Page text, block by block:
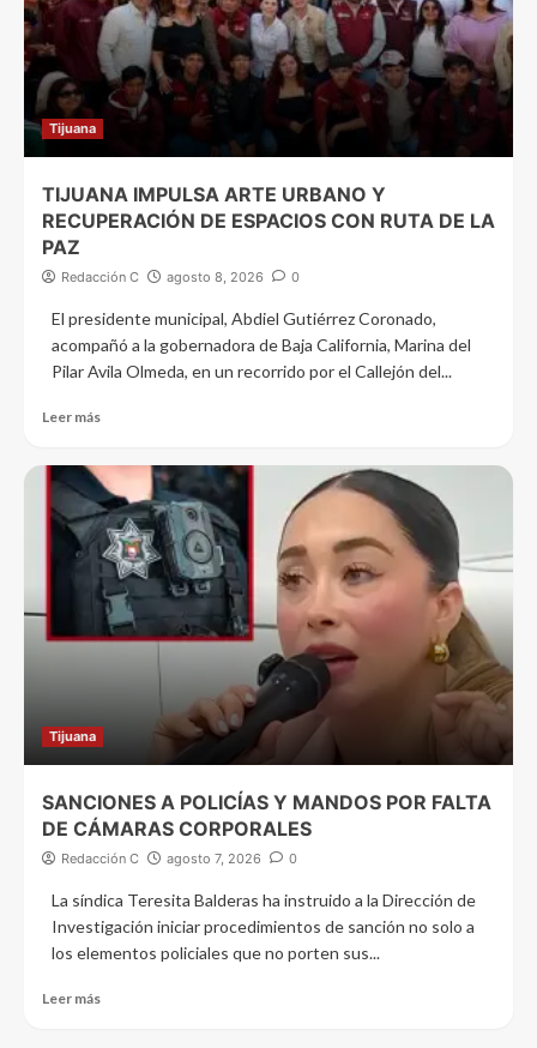
Tijuana
TIJUANA IMPULSA ARTE URBANO Y
RECUPERACIÓN DE ESPACIOS CON RUTA DE LA
PAZ
Redacción C agosto 8, 2026 0
El presidente municipal, Abdiel Gutiérrez Coronado,
acompañó a la gobernadora de Baja California, Marina del
Pilar Avila Olmeda, en un recorrido por el Callejón del...
Leer más
Tijuana
SANCIONES A POLICÍAS Y MANDOS POR FALTA
DE CÁMARAS CORPORALES
Redacción C agosto 7, 2026 0
La síndica Teresita Balderas ha instruido a la Dirección de
Investigación iniciar procedimientos de sanción no solo a
los elementos policiales que no porten sus...
Leer más